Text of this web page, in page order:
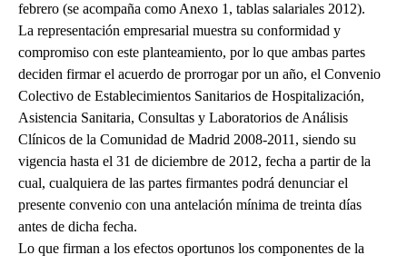
febrero (se acompaña como Anexo 1, tablas salariales 2012).
La representación empresarial muestra su conformidad y
compromiso con este planteamiento, por lo que ambas partes
deciden firmar el acuerdo de prorrogar por un año, el Convenio
Colectivo de Establecimientos Sanitarios de Hospitalización,
Asistencia Sanitaria, Consultas y Laboratorios de Análisis
Clínicos de la Comunidad de Madrid 2008-2011, siendo su
vigencia hasta el 31 de diciembre de 2012, fecha a partir de la
cual, cualquiera de las partes firmantes podrá denunciar el
presente convenio con una antelación mínima de treinta días
antes de dicha fecha.
Lo que firman a los efectos oportunos los componentes de la